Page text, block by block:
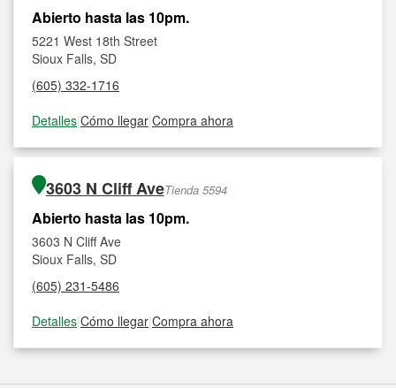
Abierto hasta las 10pm.
5221 West 18th Street
Sioux Falls, SD
(605) 332-1716
Detalles|Cómo llegar|Compra ahora
3603 N Cliff AveTienda 5594
Abierto hasta las 10pm.
3603 N Cliff Ave
Sioux Falls, SD
(605) 231-5486
Detalles|Cómo llegar|Compra ahora